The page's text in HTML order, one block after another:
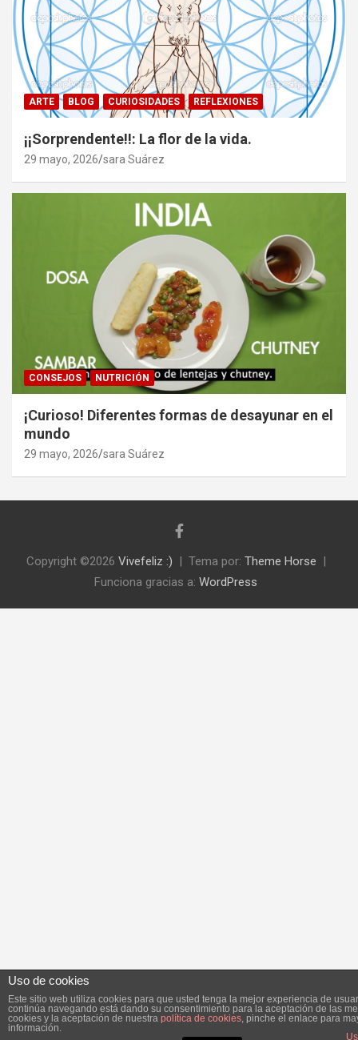
ARTE BLOG CURIOSIDADES REFLEXIONES
¡¡Sorprendente!!: La flor de la vida.
29 mayo, 2026 sara Suárez
CONSEJOS NUTRICIÓN
¡Curioso! Diferentes formas de desayunar en el
mundo
29 mayo, 2026 sara Suárez
Copyright ©2026 Vivefeliz :) Tema por: Theme Horse
Funciona gracias a: WordPress
Uso de cookies
Este sitio web utiliza cookies para que usted tenga la mejor experiencia de
continúa navegando está dando su consentimiento para la aceptación de las
cookies y la aceptación de nuestra política de cookies, pinche el enlace para
información.